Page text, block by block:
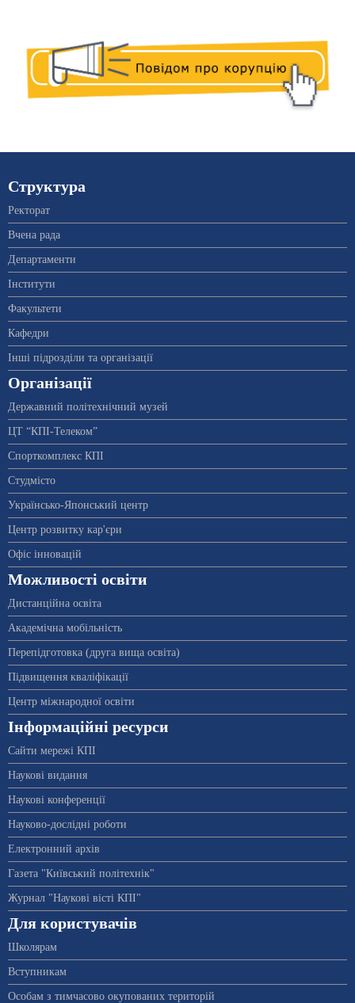
Структура
Ректорат
Вчена рада
Департаменти
Інститути
Факультети
Кафедри
Інші підрозділи та організації
Організації
Державний політехнічний музей
ЦТ “КПІ-Телеком”
Спорткомплекс КПІ
Студмісто
Українсько-Японський центр
Центр розвитку кар'єри
Офіс інновацій
Можливості освіти
Дистанційна освіта
Академічна мобільність
Перепідготовка (друга вища освіта)
Підвищення кваліфікації
Центр міжнародної освіти
Інформаційні ресурси
Сайти мережі КПІ
Наукові видання
Наукові конференції
Науково-дослідні роботи
Електронний архів
Газета "Київський політехнік"
Журнал "Наукові вісті КПІ"
Для користувачів
Школярам
Вступникам
Особам з тимчасово окупованих територій